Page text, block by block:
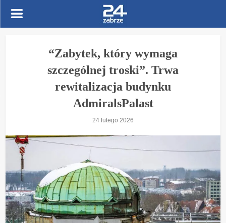
“Zabytek, który wymaga
szczególnej troski”. Trwa
rewitalizacja budynku
AdmiralsPalast
24 lutego 2026